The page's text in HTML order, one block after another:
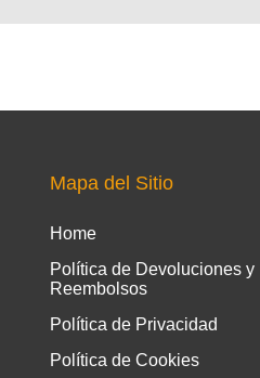
Mapa del Sitio
Home
Política de Devoluciones y
Reembolsos
Política de Privacidad
Política de Cookies